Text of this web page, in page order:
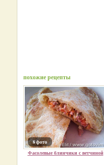
похожие рецепты
8 фото
Фасолевые блинчики с ветчиной